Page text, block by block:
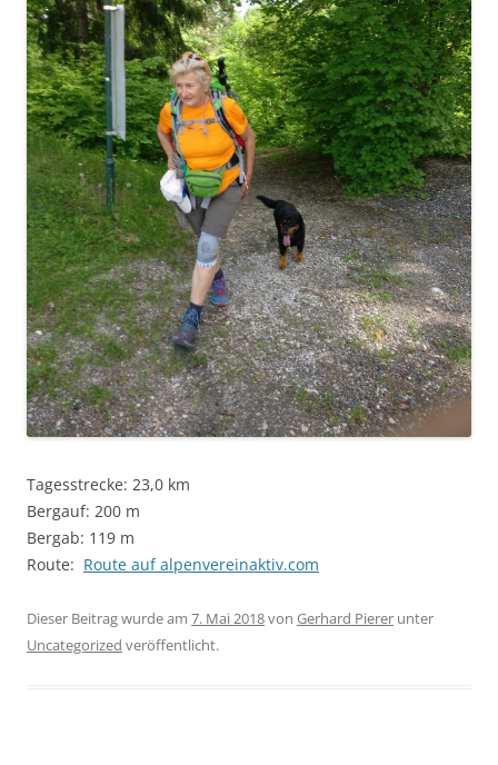
Tagesstrecke: 23,0 km
Bergauf: 200 m
Bergab: 119 m
Route: Route auf alpenvereinaktiv.com
Dieser Beitrag wurde am 7. Mai 2018von Gerhard Pierer unter
Uncategorized veröffentlicht.